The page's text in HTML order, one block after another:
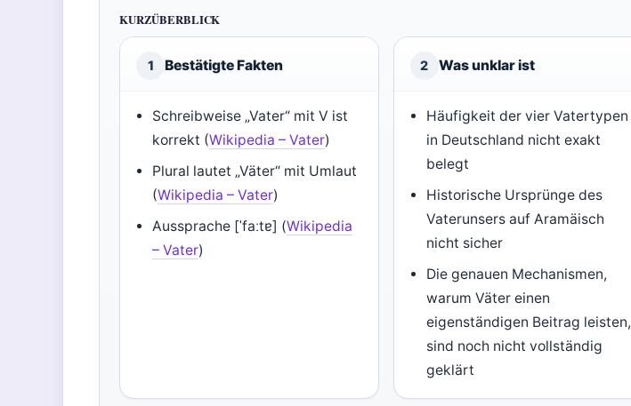
KURZÜBERBLICK
1 Bestätigte Fakten
Schreibweise „Vater“ mit V ist
korrekt (Wikipedia – Vater)
Plural lautet „Väter“ mit Umlaut
(Wikipedia – Vater)
Aussprache [ˈfaːtɐ] (Wikipedia
– Vater)
2 Was unklar ist
Häufigkeit der vier Vatertypen
in Deutschland nicht exakt
belegt
Historische Ursprünge des
Vaterunsers auf Aramäisch
nicht sicher
Die genauen Mechanismen,
warum Väter einen
eigenständigen Beitrag leisten,
sind noch nicht vollständig
geklärt